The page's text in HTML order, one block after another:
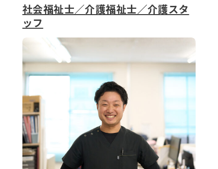
社会福祉士／介護福祉士／介護スタ
ッフ